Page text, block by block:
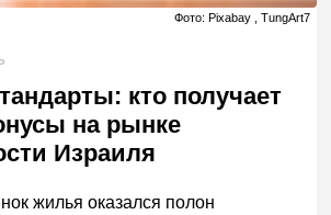
Фото: Pixabay , TungArt7
кто получает
на рынке
Израиля
жилья оказался полон